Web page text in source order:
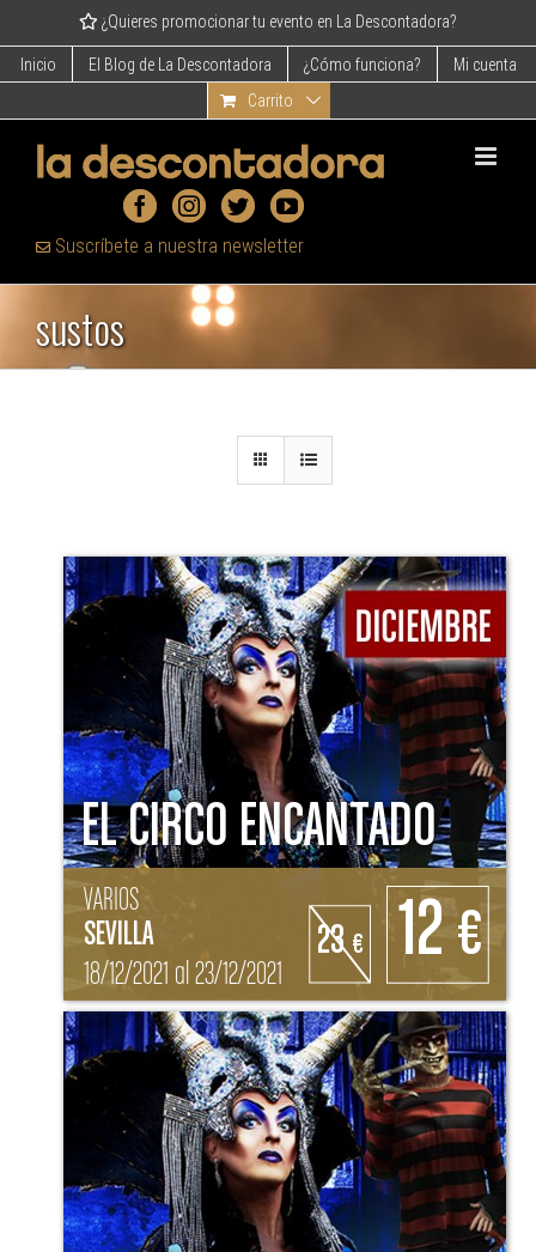
content
¿Quieres promocionar tu evento en La Descontadora?
Inicio El Blog de La Descontadora ¿Cómo funciona?
Mi cuenta
Carrito
Suscríbete a nuestra newsletter
sustos
EL CIRCO ENCANTADO
VARIOS
SEVILLA
18/12/2021 al 23/12/2021
23€ 12 €